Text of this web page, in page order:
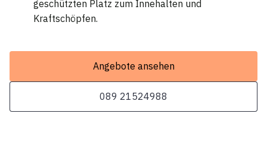
geschützten Platz zum Innehalten und
Kraftschöpfen.
Angebote ansehen
089 21524988